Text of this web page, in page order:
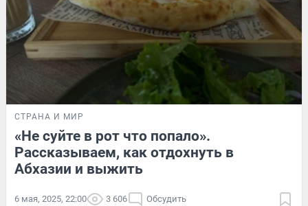
СТРАНА И МИР
«Не суйте в рот что попало».
Рассказываем, как отдохнуть в
Абхазии и выжить
6 мая, 2025, 22:00 3 606 Обсудить